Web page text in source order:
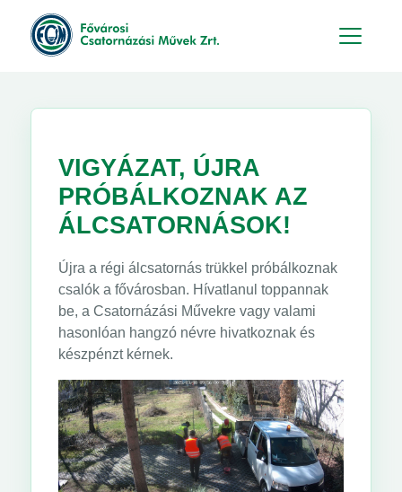
VIGYÁZAT, ÚJRA
PRÓBÁLKOZNAK AZ
ÁLCSATORNÁSOK!
Újra a régi álcsatornás trükkel próbálkoznak
csalók a fővárosban. Hívatlanul toppannak
be, a Csatornázási Művekre vagy valami
hasonlóan hangzó névre hivatkoznak és
készpénzt kérnek.